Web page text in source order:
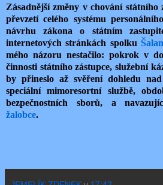
Zásadnější změny v chování státního
převzetí celého systému
návrhu zákona o státním
internetových stránkách spolku
mého názoru nestačilo: pokrok v
činnosti státního zástupce, služební
by přineslo až svěření dohledu
speciální mimoresortní službě,
bezpečnostních sborů, a
žalobce.